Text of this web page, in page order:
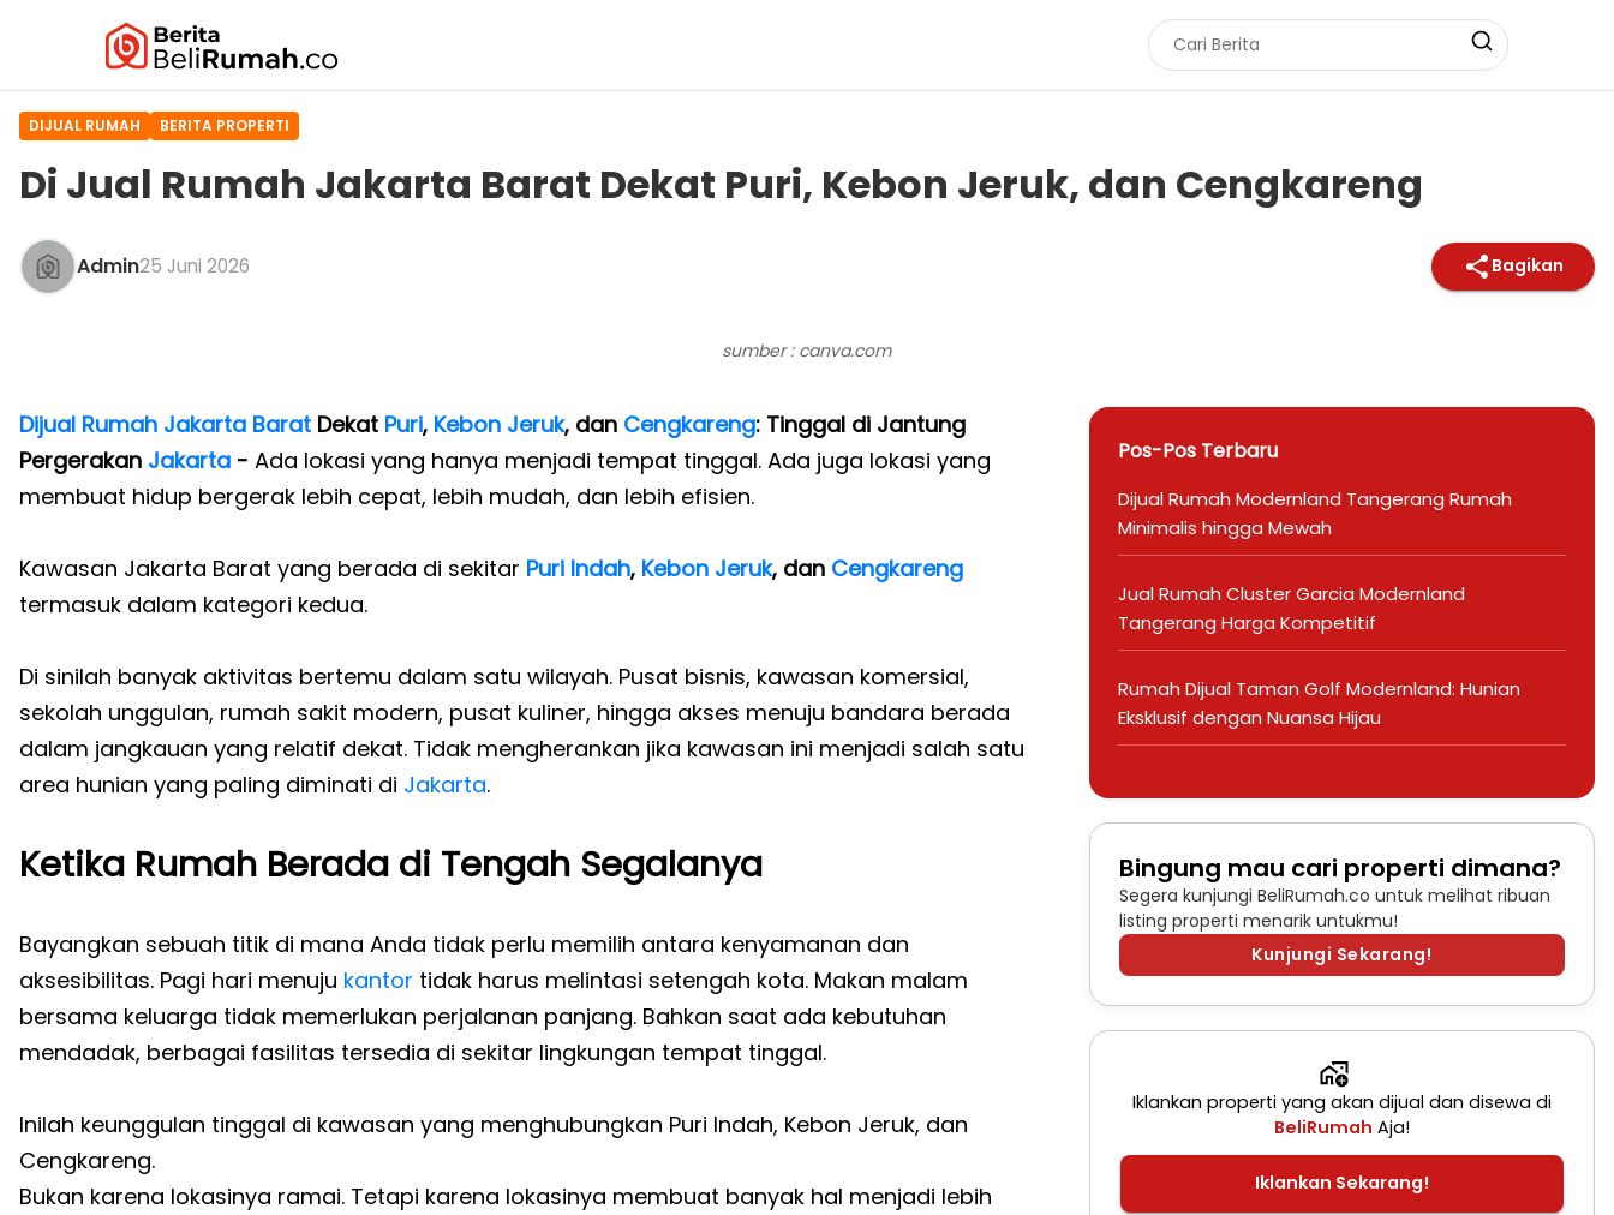
DIJUAL RUMAH BERITA PROPERTI
Di Jual Rumah Jakarta Barat Dekat Puri, Kebon Jeruk, dan Cengkareng
Admin25 Juni 2026 Bagikan
sumber : canva.com
Dijual Rumah Jakarta Barat Dekat Puri, Kebon Jeruk, dan Cengkareng: Tinggal di Jantung
Pergerakan Jakarta - Ada lokasi yang hanya menjadi tempat tinggal. Ada juga lokasi yang
membuat hidup bergerak lebih cepat, lebih mudah, dan lebih efisien.
Kawasan Jakarta Barat yang berada di sekitar Puri Indah, Kebon Jeruk, dan Cengkareng
termasuk dalam kategori kedua.
Di sinilah banyak aktivitas bertemu dalam satu wilayah. Pusat bisnis, kawasan komersial,
sekolah unggulan, rumah sakit modern, pusat kuliner, hingga akses menuju bandara berada
dalam jangkauan yang relatif dekat. Tidak mengherankan jika kawasan ini menjadi salah satu
area hunian yang paling diminati di Jakarta.
Ketika Rumah Berada di Tengah Segalanya
Bayangkan sebuah titik di mana Anda tidak perlu memilih antara kenyamanan dan
aksesibilitas. Pagi hari menuju kantor tidak harus melintasi setengah kota. Makan malam
bersama keluarga tidak memerlukan perjalanan panjang. Bahkan saat ada kebutuhan
mendadak, berbagai fasilitas tersedia di sekitar lingkungan tempat tinggal.
Inilah keunggulan tinggal di kawasan yang menghubungkan Puri Indah, Kebon Jeruk, dan
Cengkareng.
Bukan karena lokasinya ramai. Tetapi karena lokasinya membuat banyak hal menjadi lebih
Pos-Pos Terbaru
Dijual Rumah Modernland Tangerang Rumah
Minimalis hingga Mewah
Jual Rumah Cluster Garcia Modernland
Tangerang Harga Kompetitif
Rumah Dijual Taman Golf Modernland: Hunian
Eksklusif dengan Nuansa Hijau
Bingung mau cari properti dimana?
Segera kunjungi BeliRumah.co untuk melihat ribuan
listing properti menarik untukmu!
Kunjungi Sekarang!
Iklankan properti yang akan dijual dan disewa di
BeliRumah Aja!
Iklankan Sekarang!